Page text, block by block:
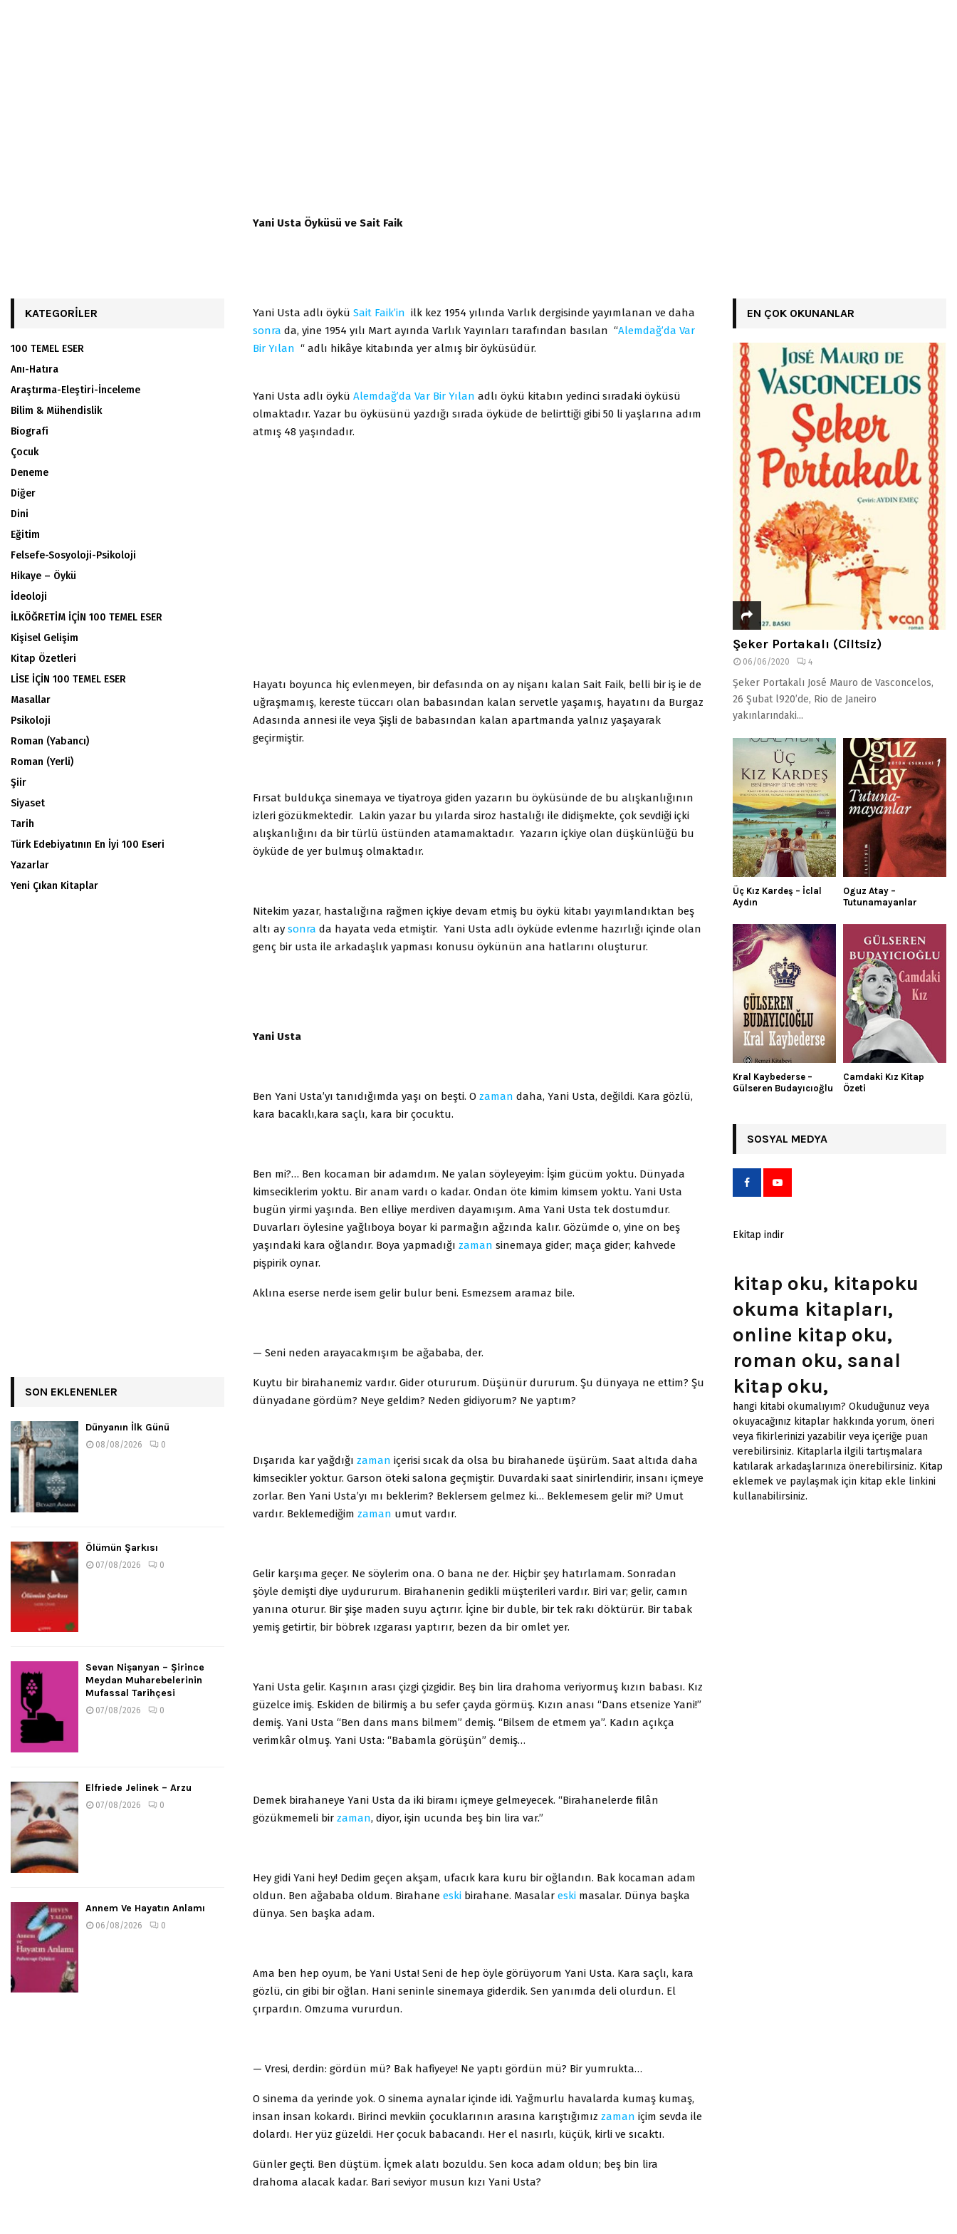
Yani Usta Öyküsü ve Sait Faik
Yani Usta adlı öykü Sait Faik’in ilk kez 1954 yılında Varlık dergisinde yayımlanan ve daha
sonra da, yine 1954 yılı Mart ayında Varlık Yayınları tarafından basılan “Alemdağ’da Var
Bir Yılan “ adlı hikâye kitabında yer almış bir öyküsüdür.
Yani Usta adlı öykü Alemdağ’da Var Bir Yılan adlı öykü kitabın yedinci sıradaki öyküsü
olmaktadır. Yazar bu öyküsünü yazdığı sırada öyküde de belirttiği gibi 50 li yaşlarına adım
atmış 48 yaşındadır.
Hayatı boyunca hiç evlenmeyen, bir defasında on ay nişanı kalan Sait Faik, belli bir iş ie de
uğraşmamış, kereste tüccarı olan babasından kalan servetle yaşamış, hayatını da Burgaz
Adasında annesi ile veya Şişli de babasından kalan apartmanda yalnız yaşayarak
geçirmiştir.
Fırsat buldukça sinemaya ve tiyatroya giden yazarın bu öyküsünde de bu alışkanlığının
izleri gözükmektedir. Lakin yazar bu yılarda siroz hastalığı ile didişmekte, çok sevdiği içki
alışkanlığını da bir türlü üstünden atamamaktadır. Yazarın içkiye olan düşkünlüğü bu
öyküde de yer bulmuş olmaktadır.
Nitekim yazar, hastalığına rağmen içkiye devam etmiş bu öykü kitabı yayımlandıktan beş
altı ay sonra da hayata veda etmiştir. Yani Usta adlı öyküde evlenme hazırlığı içinde olan
genç bir usta ile arkadaşlık yapması konusu öykünün ana hatlarını oluşturur.
Yani Usta
Ben Yani Usta’yı tanıdığımda yaşı on beşti. O zaman daha, Yani Usta, değildi. Kara gözlü,
kara bacaklı,kara saçlı, kara bir çocuktu.
Ben mi?… Ben kocaman bir adamdım. Ne yalan söyleyeyim: İşim gücüm yoktu. Dünyada
kimseciklerim yoktu. Bir anam vardı o kadar. Ondan öte kimim kimsem yoktu. Yani Usta
bugün yirmi yaşında. Ben elliye merdiven dayamışım. Ama Yani Usta tek dostumdur.
Duvarları öylesine yağlıboya boyar ki parmağın ağzında kalır. Gözümde o, yine on beş
yaşındaki kara oğlandır. Boya yapmadığı zaman sinemaya gider; maça gider; kahvede
pişpirik oynar.
Aklına eserse nerde isem gelir bulur beni. Esmezsem aramaz bile.
— Seni neden arayacakmışım be ağababa, der.
Kuytu bir birahanemiz vardır. Gider otururum. Düşünür dururum. Şu dünyaya ne ettim? Şu
dünyadane gördüm? Neye geldim? Neden gidiyorum? Ne yaptım?
Dışarıda kar yağdığı zaman içerisi sıcak da olsa bu birahanede üşürüm. Saat altıda daha
kimsecikler yoktur. Garson öteki salona geçmiştir. Duvardaki saat sinirlendirir, insanı içmeye
zorlar. Ben Yani Usta’yı mı beklerim? Beklersem gelmez ki… Beklemesem gelir mi? Umut
vardır. Beklemediğim zaman umut vardır.
Gelir karşıma geçer. Ne söylerim ona. O bana ne der. Hiçbir şey hatırlamam. Sonradan
şöyle demişti diye uydururum. Birahanenin gedikli müşterileri vardır. Biri var; gelir, camın
yanına oturur. Bir şişe maden suyu açtırır. İçine bir duble, bir tek rakı döktürür. Bir tabak
yemiş getirtir, bir böbrek ızgarası yaptırır, bezen da bir omlet yer.
Yani Usta gelir. Kaşının arası çizgi çizgidir. Beş bin lira drahoma veriyormuş kızın babası. Kız
güzelce imiş. Eskiden de bilirmiş a bu sefer çayda görmüş. Kızın anası “Dans etsenize Yani!”
demiş. Yani Usta “Ben dans mans bilmem” demiş. “Bilsem de etmem ya”. Kadın açıkça
verimkâr olmuş. Yani Usta: “Babamla görüşün” demiş…
Demek birahaneye Yani Usta da iki biramı içmeye gelmeyecek. “Birahanelerde filân
gözükmemeli bir zaman, diyor, işin ucunda beş bin lira var.”
Hey gidi Yani hey! Dedim geçen akşam, ufacık kara kuru bir oğlandın. Bak kocaman adam
oldun. Ben ağababa oldum. Birahane eski birahane. Masalar eski masalar. Dünya başka
dünya. Sen başka adam.
Ama ben hep oyum, be Yani Usta! Seni de hep öyle görüyorum Yani Usta. Kara saçlı, kara
gözlü, cin gibi bir oğlan. Hani seninle sinemaya giderdik. Sen yanımda deli olurdun. El
çırpardın. Omzuma vururdun.
— Vresi, derdin: gördün mü? Bak hafiyeye! Ne yaptı gördün mü? Bir yumrukta…
O sinema da yerinde yok. O sinema aynalar içinde idi. Yağmurlu havalarda kumaş kumaş,
insan insan kokardı. Birinci mevkiin çocuklarının arasına karıştığımız zaman içim sevda ile
dolardı. Her yüz güzeldi. Her çocuk babacandı. Her el nasırlı, küçük, kirli ve sıcaktı.
Günler geçti. Ben düştüm. İçmek alatı bozuldu. Sen koca adam oldun; beş bin lira
drahoma alacak kadar. Bari seviyor musun kızı Yani Usta?
KATEGORILER
100 TEMEL ESER
Anı-Hatıra
Araştırma-Eleştiri-İnceleme
Bilim & Mühendislik
Biografi
Çocuk
Deneme
Diğer
Dini
Eğitim
Felsefe-Sosyoloji-Psikoloji
Hikaye – Öykü
İdeoloji
İLKÖĞRETİM İÇİN 100 TEMEL ESER
Kişisel Gelişim
Kitap Özetleri
LİSE İÇİN 100 TEMEL ESER
Masallar
Psikoloji
Roman (Yabancı)
Roman (Yerli)
Şiir
Siyaset
Tarih
Türk Edebiyatının En İyi 100 Eseri
Yazarlar
Yeni Çıkan Kitaplar
SON EKLENENLER
Dünyanın İlk Günü
08/08/2026 0
Ölümün Şarkısı
07/08/2026 0
Sevan Nişanyan – Şirince
Meydan Muharebelerinin
Mufassal Tarihçesi
07/08/2026 0
Elfriede Jelinek – Arzu
07/08/2026 0
Annem Ve Hayatın Anlamı
06/08/2026 0
EN ÇOK OKUNANLAR
Şeker Portakalı (Ciltsiz)
06/06/2020 4
Şeker Portakalı José Mauro de Vasconcelos,
26 Şubat l920’de, Rio de Janeiro
yakınlarındaki...
Üç Kız Kardeş – İclal
Aydın
Oguz Atay –
Tutunamayanlar
Kral Kaybederse –
Gülseren Budayıcıoğlu
Camdaki Kız Kitap
Özeti
SOSYAL MEDYA
Ekitap indir
kitap oku, kitapoku
okuma kitapları,
online kitap oku,
roman oku, sanal
kitap oku,
hangi kitabi okumalıyım? Okuduğunuz veya
okuyacağınız kitaplar hakkında yorum, öneri
veya fikirlerinizi yazabilir veya içeriğe puan
verebilirsiniz. Kitaplarla ilgili tartışmalara
katılarak arkadaşlarınıza önerebilirsiniz. Kitap
eklemek ve paylaşmak için kitap ekle linkini
kullanabilirsiniz.